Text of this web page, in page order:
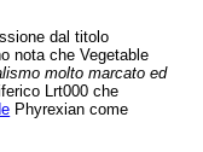
dal titolo
nota che Vegetable
molto marcato ed
Lrt000 che
Phyrexian come